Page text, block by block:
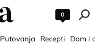
0
Putovanja Recepti Dom i